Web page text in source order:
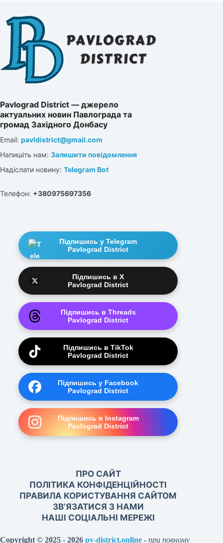
Pavlograd District — джерело
актуальних новин Павлограда та
громад Західного Донбасу
Email: pavldistrict@gmail.com
Напишіть нам: Залишити повідомлення
Надіслати новину: Telegram Bot
Телефон: +380975697356
Підпишись у Telegram
Pavlograd District
Підпишись в X
Pavlograd District
Підпишись в Threads
Pavlograd District
Підпишись в TikTok
Pavlograd District
Підпишись у Facebook
Pavlograd District
Підпишись в Instagram
Pavlograd District
ПРО САЙТ
ПОЛІТИКА КОНФІДЕНЦІЙНОСТІ
ПРАВИЛА КОРИСТУВАННЯ САЙТОМ
ЗВ’ЯЗАТИСЯ З НАМИ
НАШІ СОЦІАЛЬНІ МЕРЕЖІ
Copyright © 2025 - 2026 pv-district.online - при повному